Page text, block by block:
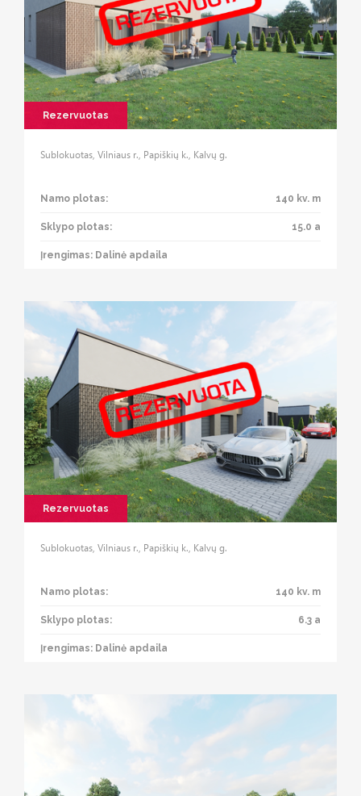
Rezervuotas
Sublokuotas, Vilniaus r., Papiškių k., Kalvų g.
Namo plotas: 140 kv. m
Sklypo plotas: 15.0 a
Įrengimas: Dalinė apdaila
Rezervuotas
Sublokuotas, Vilniaus r., Papiškių k., Kalvų g.
Namo plotas: 140 kv. m
Sklypo plotas: 6.3 a
Įrengimas: Dalinė apdaila